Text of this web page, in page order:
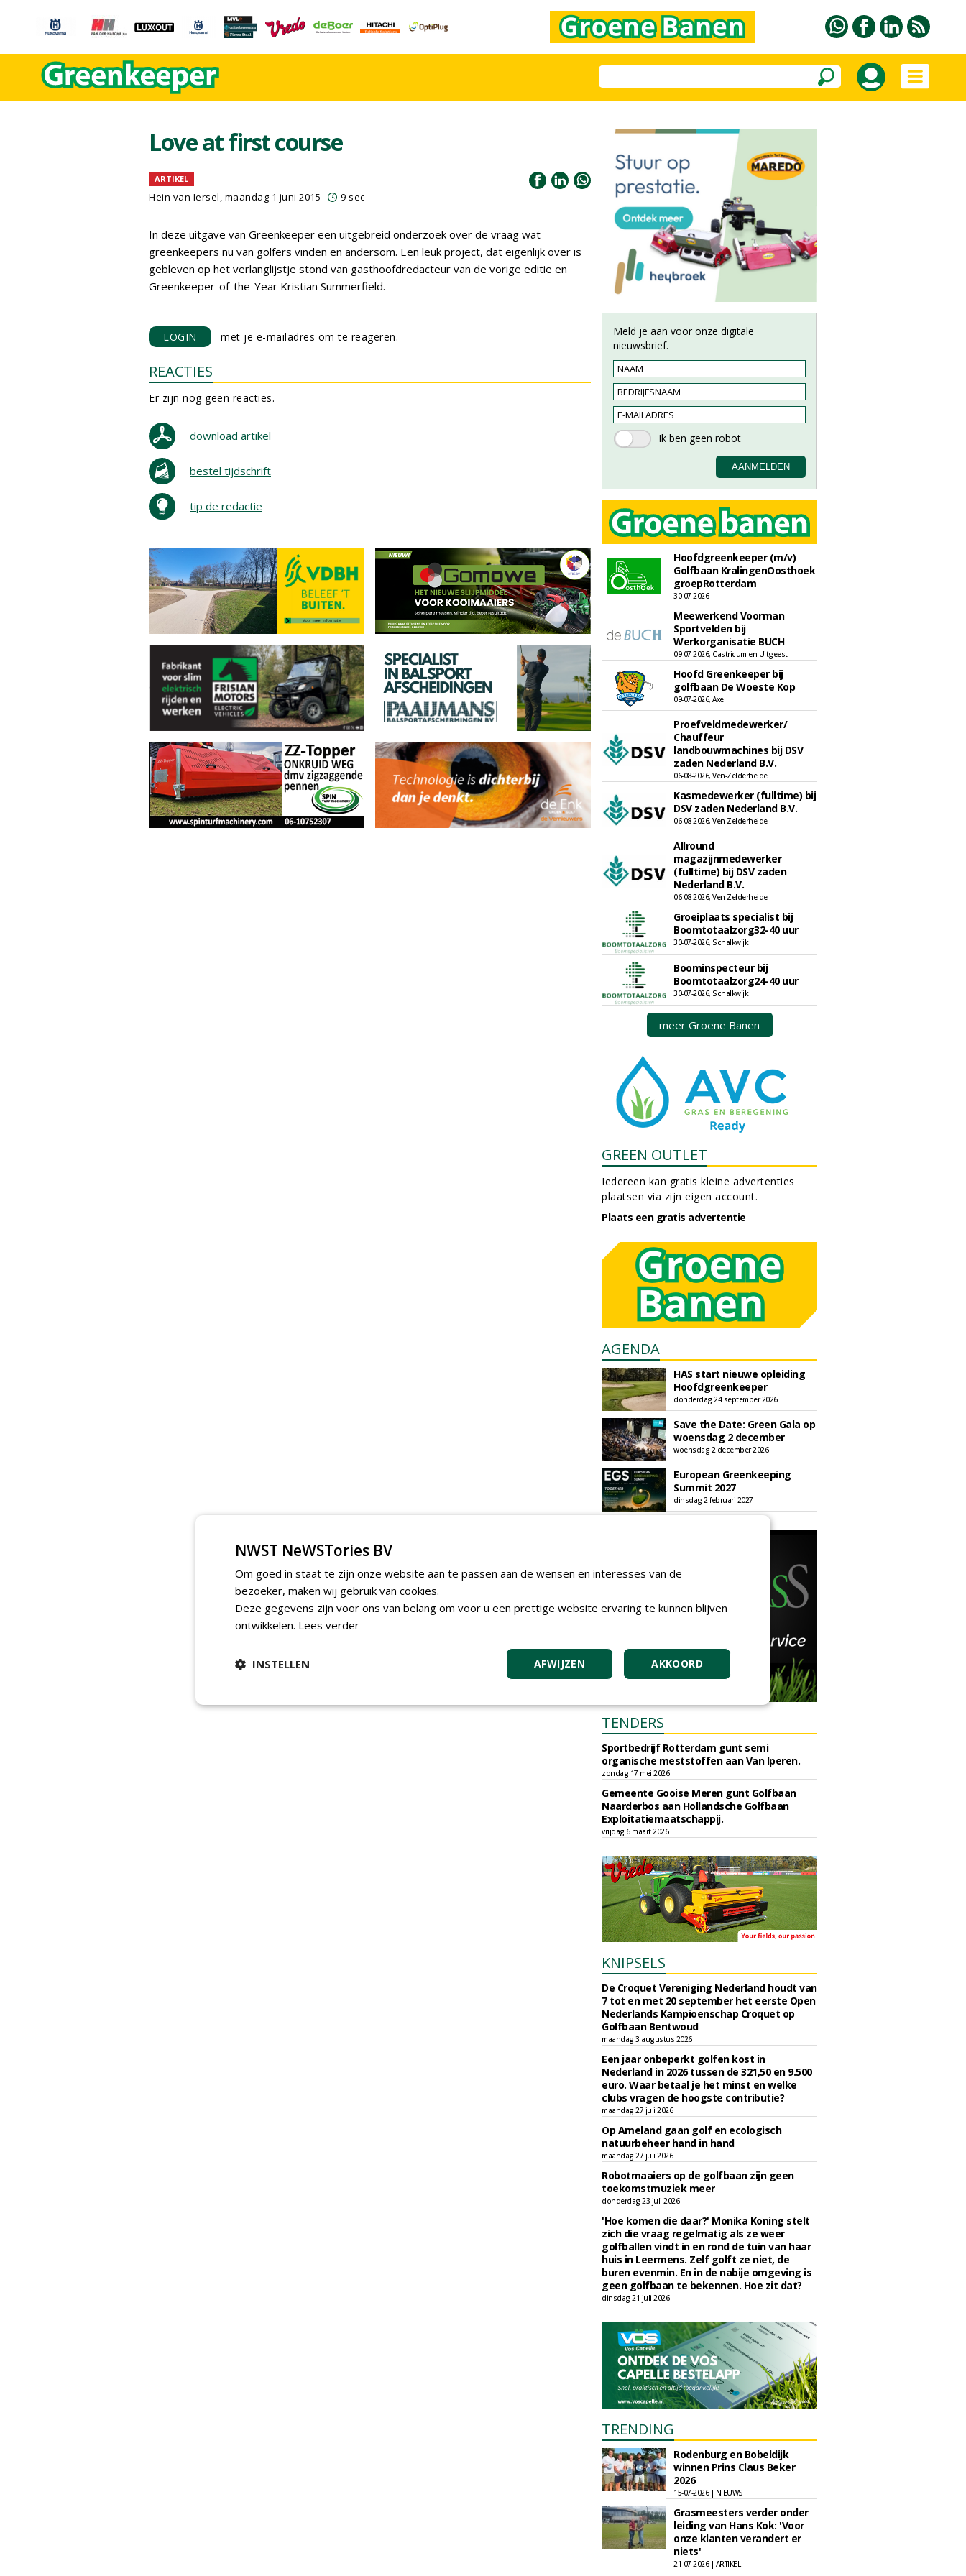
Love at first course
ARTIKEL
Hein van Iersel, maandag 1 juni 2015 9 sec
In deze uitgave van Greenkeeper een uitgebreid onderzoek over de vraag wat
greenkeepers nu van golfers vinden en andersom. Een leuk project, dat eigenlijk over is
gebleven op het verlanglijstje stond van gasthoofdredacteur van de vorige editie en
Greenkeeper-of-the-Year Kristian Summerfield.
LOGIN met je e-mailadres om te reageren.
REACTIES
Er zijn nog geen reacties.
download artikel
bestel tijdschrift
tip de redactie
Meld je aan voor onze digitale
nieuwsbrief.
Hoofdgreenkeeper (m/v)
Golfbaan KralingenOosthoek
groepRotterdam
30-07-2026
Meewerkend Voorman
Sportvelden bij
Werkorganisatie BUCH
09-07-2026, Castricum en Uitgeest
Hoofd Greenkeeper bij
golfbaan De Woeste Kop
09-07-2026, Axel
Proefveldmedewerker/
Chauffeur
landbouwmachines bij DSV
zaden Nederland B.V.
06-08-2026, Ven-Zelderheide
Kasmedewerker (fulltime) bij
DSV zaden Nederland B.V.
06-08-2026, Ven-Zelderheide
Allround
magazijnmedewerker
(fulltime) bij DSV zaden
Nederland B.V.
06-08-2026, Ven Zelderheide
Groeiplaats specialist bij
Boomtotaalzorg32-40 uur
30-07-2026, Schalkwijk
Boominspecteur bij
Boomtotaalzorg24-40 uur
30-07-2026, Schalkwijk
meer Groene Banen
GREEN OUTLET
Iedereen kan gratis kleine advertenties
plaatsen via zijn eigen account.
Plaats een gratis advertentie
AGENDA
HAS start nieuwe opleiding
Hoofdgreenkeeper
donderdag 24 september 2026
Save the Date: Green Gala op
woensdag 2 december
woensdag 2 december 2026
European Greenkeeping
Summit 2027
dinsdag 2 februari 2027
TENDERS
Sportbedrijf Rotterdam gunt semi
organische meststoffen aan Van Iperen.
zondag 17 mei 2026
Gemeente Gooise Meren gunt Golfbaan
Naarderbos aan Hollandsche Golfbaan
Exploitatiemaatschappij.
vrijdag 6 maart 2026
KNIPSELS
De Croquet Vereniging Nederland houdt van
7 tot en met 20 september het eerste Open
Nederlands Kampioenschap Croquet op
Golfbaan Bentwoud
maandag 3 augustus 2026
Een jaar onbeperkt golfen kost in
Nederland in 2026 tussen de 321,50 en 9.500
euro. Waar betaal je het minst en welke
clubs vragen de hoogste contributie?
maandag 27 juli 2026
Op Ameland gaan golf en ecologisch
natuurbeheer hand in hand
maandag 27 juli 2026
Robotmaaiers op de golfbaan zijn geen
toekomstmuziek meer
donderdag 23 juli 2026
'Hoe komen die daar?' Monika Koning stelt
zich die vraag regelmatig als ze weer
golfballen vindt in en rond de tuin van haar
huis in Leermens. Zelf golft ze niet, de
buren evenmin. En in de nabije omgeving is
geen golfbaan te bekennen. Hoe zit dat?
dinsdag 21 juli 2026
TRENDING
Rodenburg en Bobeldijk
winnen Prins Claus Beker
2026
15-07-2026 | NIEUWS
Grasmeesters verder onder
leiding van Hans Kok: 'Voor
onze klanten verandert er
niets'
21-07-2026 | ARTIKEL
NWST NeWSTories BV
Om goed in staat te zijn onze website aan te passen aan de wensen en interesses van de
bezoeker, maken wij gebruik van cookies.
Deze gegevens zijn voor ons van belang om voor u een prettige website ervaring te kunnen blijven
ontwikkelen. Lees verder
AKKOORD
AFWIJZEN
INSTELLEN